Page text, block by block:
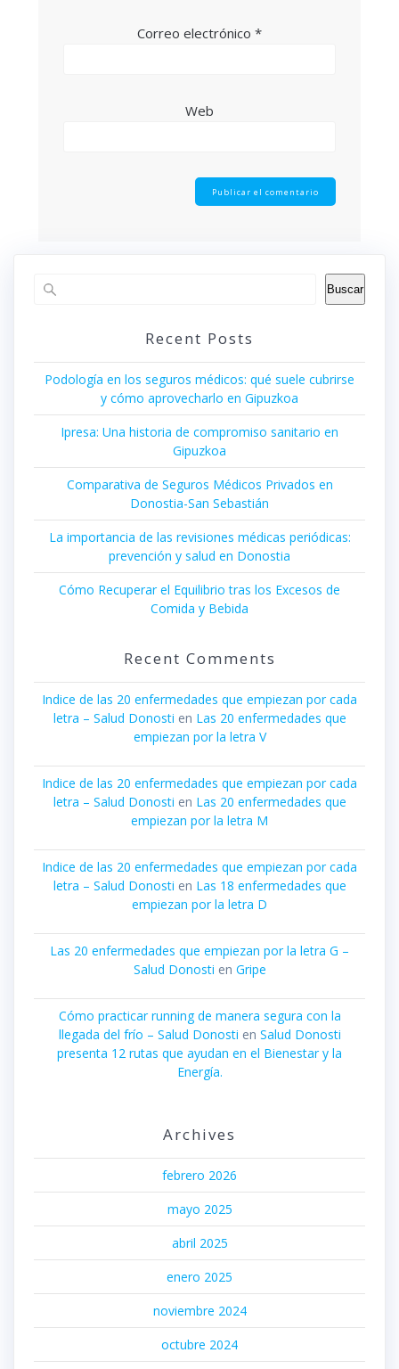
Correo electrónico *
Web
Buscar
Recent Posts
Podología en los seguros médicos: qué suele cubrirse
y cómo aprovecharlo en Gipuzkoa
Ipresa: Una historia de compromiso sanitario en
Gipuzkoa
Comparativa de Seguros Médicos Privados en
Donostia-San Sebastián
La importancia de las revisiones médicas periódicas:
prevención y salud en Donostia
Cómo Recuperar el Equilibrio tras los Excesos de
Comida y Bebida
Recent Comments
Indice de las 20 enfermedades que empiezan por cada
letra – Salud Donosti en Las 20 enfermedades que
empiezan por la letra V
Indice de las 20 enfermedades que empiezan por cada
letra – Salud Donosti en Las 20 enfermedades que
empiezan por la letra M
Indice de las 20 enfermedades que empiezan por cada
letra – Salud Donosti en Las 18 enfermedades que
empiezan por la letra D
Las 20 enfermedades que empiezan por la letra G –
Salud Donosti en Gripe
Cómo practicar running de manera segura con la
llegada del frío – Salud Donosti en Salud Donosti
presenta 12 rutas que ayudan en el Bienestar y la
Energía.
Archives
febrero 2026
mayo 2025
abril 2025
enero 2025
noviembre 2024
octubre 2024